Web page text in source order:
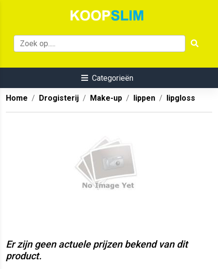
Categorieën
Home Drogisterij Make-up lippen lipgloss
Er zijn geen actuele prijzen bekend van dit
product.